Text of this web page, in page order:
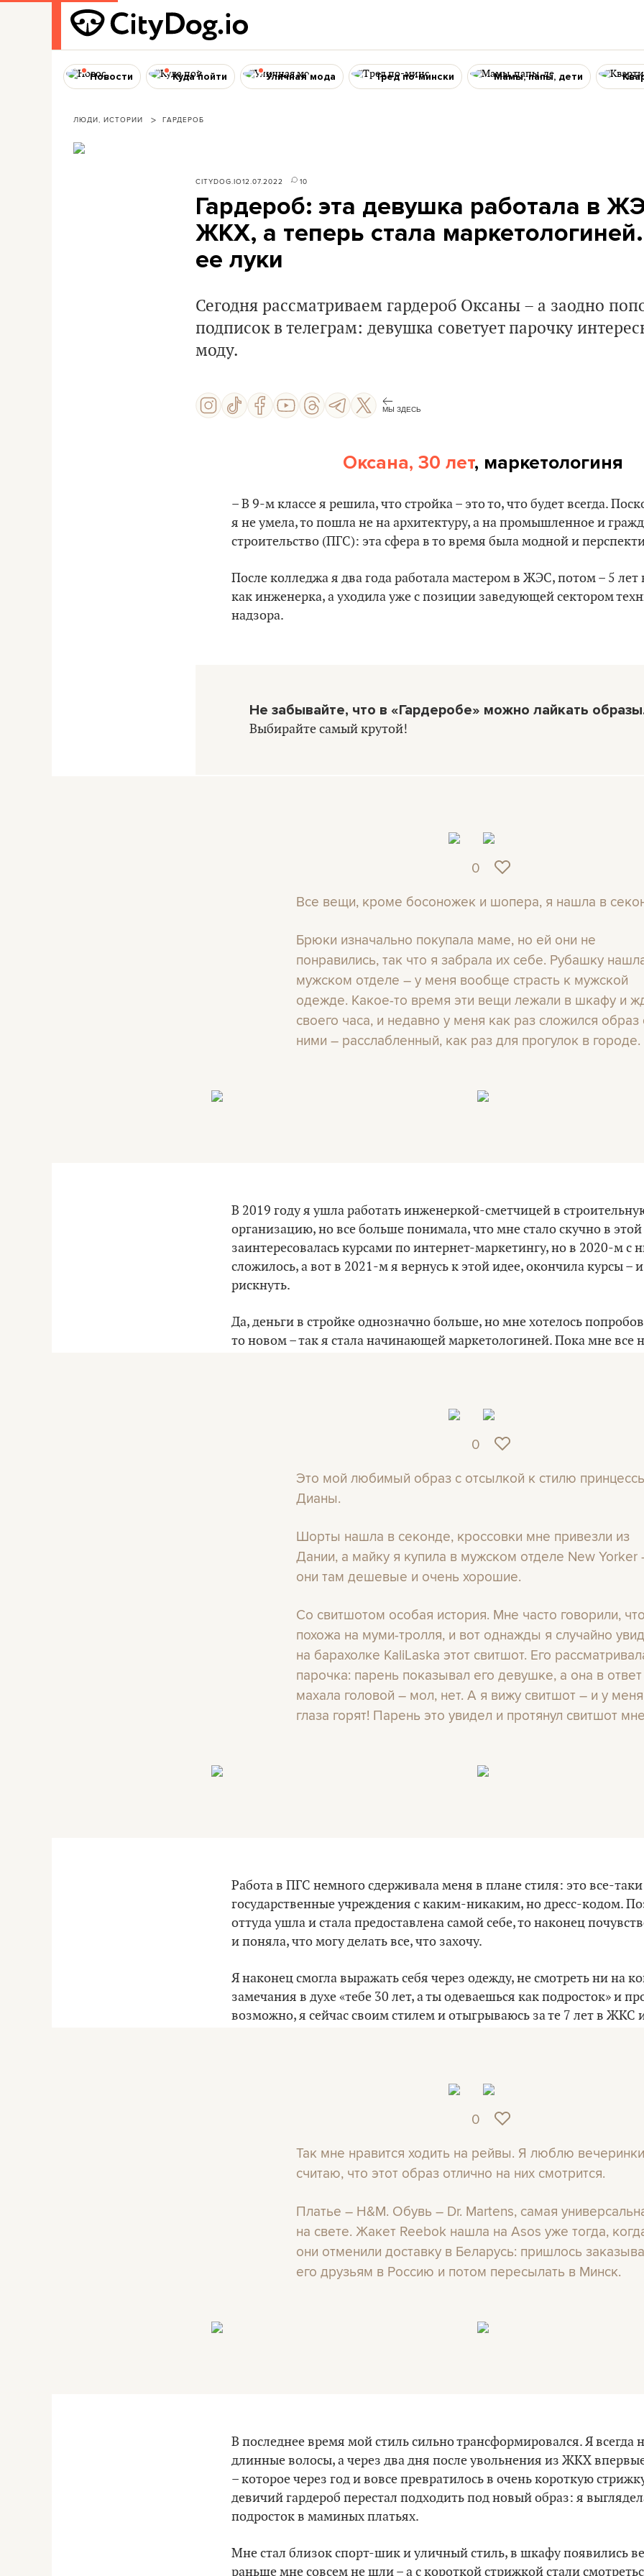
Новости Куда пойти Уличная мода Тред по-мински Мамы, папы, дети
ЛЮДИ, ИСТОРИИ ГАРДЕРОБ
CITYDOG.IO12.07.2022 10
Гардероб: эта девушка работала в
ЖКХ, а теперь стала
ее луки
Сегодня рассматриваем гардероб Оксаны – а заодно
подписок в телеграм: девушка советует парочку
моду.
МЫ ЗДЕСЬ
Оксана, 30 лет, маркетологиня
– В 9-м классе я решила, что стройка – это то, что будет всегда.
я не умела, то пошла не на архитектуру, а на промышленное и
строительство (ПГС): эта сфера в то время была модной и
После колледжа я два года работала мастером в ЖЭС, потом – 5
как инженерка, а уходила уже с позиции заведующей сектором
надзора.
Не забывайте, что в «Гардеробе» можно лайкать
Выбирайте самый крутой!
0
Все вещи, кроме босоножек и шопера, я нашла в
Брюки изначально покупала маме, но ей они не
понравились, так что я забрала их себе. Рубашку
мужском отделе – у меня вообще страсть к мужской
одежде. Какое-то время эти вещи лежали в шкафу и
своего часа, и недавно у меня как раз сложился образ
ними – расслабленный, как раз для прогулок в городе.
В 2019 году я ушла работать инженеркой-сметчицей в
организацию, но все больше понимала, что мне стало скучно в
заинтересовалась курсами по интернет-маркетингу, но в 2020-м с
сложилось, а вот в 2021-м я вернусь к этой идее, окончила курсы –
рискнуть.
Да, деньги в стройке однозначно больше, но мне хотелось
то новом – так я стала начинающей маркетологиней. Пока мне все
0
Это мой любимый образ с отсылкой к стилю
Дианы.
Шорты нашла в секонде, кроссовки мне привезли из
Дании, а майку я купила в мужском отделе New Yorker
они там дешевые и очень хорошие.
Со свитшотом особая история. Мне часто говорили,
похожа на муми-тролля, и вот однажды я случайно
на барахолке KaliLaska этот свитшот. Его
парочка: парень показывал его девушке, а она в ответ
махала головой – мол, нет. А я вижу свитшот – и у меня
глаза горят! Парень это увидел и протянул свитшот
Работа в ПГС немного сдерживала меня в плане стиля: это все-
государственные учреждения с каким-никаким, но дресс-кодом.
оттуда ушла и стала предоставлена самой себе, то наконец
и поняла, что могу делать все, что захочу.
Я наконец смогла выражать себя через одежду, не смотреть ни на
замечания в духе «тебе 30 лет, а ты одеваешься как подросток» и
возможно, я сейчас своим стилем и отыгрываюсь за те 7 лет в
0
Так мне нравится ходить на рейвы. Я люблю
считаю, что этот образ отлично на них смотрится.
Платье – H&M. Обувь – Dr. Martens, самая
на свете. Жакет Reebok нашла на Asos уже тогда,
они отменили доставку в Беларусь: пришлось
его друзьям в Россию и потом пересылать в Минск.
В последнее время мой стиль сильно трансформировался. Я всегда
длинные волосы, а через два дня после увольнения из ЖКХ
– которое через год и вовсе превратилось в очень короткую
девичий гардероб перестал подходить под новый образ: я
подросток в маминых платьях.
Мне стал близок спорт-шик и уличный стиль, в шкафу появились
раньше мне совсем не шли – а с короткой стрижкой стали